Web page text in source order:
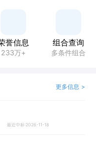
誉信息
233万+
组合查询
多条件组合
更多信息 >
最近中标:2026-11-18